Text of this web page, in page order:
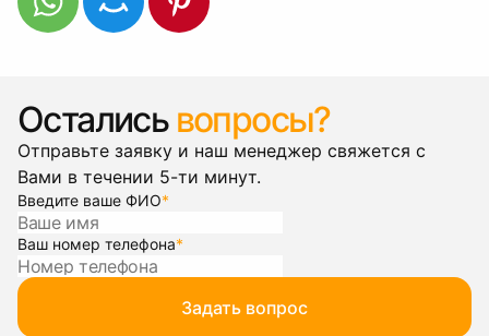
Остались вопросы?
Отправьте заявку и наш менеджер свяжется с
Вами в течении 5-ти минут.
Введите ваше ФИО*
Ваш номер телефона*
Задать вопрос